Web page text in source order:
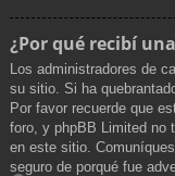
¿Por qué recibí
Los administradores de
su sitio. Si ha
Por favor recuerde que
foro, y phpBB Limited no
en este sitio.
seguro de porqué fue